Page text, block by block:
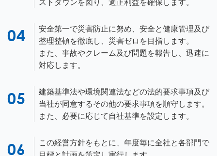
ストダウンを図り、適正利益を確保します。
安全第一で災害防止に努め、安全と健康管理及び
整理整頓を徹底し、災害ゼロを目指します。
また、事故やクレーム及び問題を報告し、迅速に
対応します。
建築基準法や環境関連法などの法的要求事項及び
当社が同意するその他の要求事項を順守します。
また、必要に応じて自社基準を設定します。
この経営方針をもとに、年度毎に全社と各部門で